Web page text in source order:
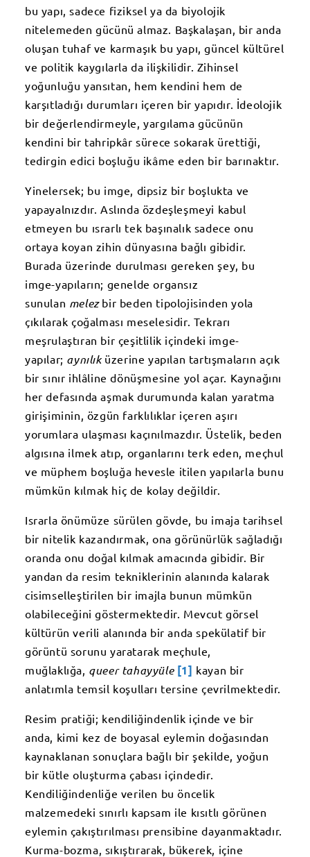
bu yapı, sadece fiziksel ya da biyolojik
nitelemeden gücünü almaz. Başkalaşan, bir anda
oluşan tuhaf ve karmaşık bu yapı, güncel kültürel
ve politik kaygılarla da ilişkilidir. Zihinsel
yoğunluğu yansıtan, hem kendini hem de
karşıtladığı durumları içeren bir yapıdır. İdeolojik
bir değerlendirmeyle, yargılama gücünün
kendini bir tahripkâr sürece sokarak ürettiği,
tedirgin edici boşluğu ikâme eden bir barınaktır.
Yinelersek; bu imge, dipsiz bir boşlukta ve
yapayalnızdır. Aslında özdeşleşmeyi kabul
etmeyen bu ısrarlı tek başınalık sadece onu
ortaya koyan zihin dünyasına bağlı gibidir.
Burada üzerinde durulması gereken şey, bu
imge-yapıların; genelde organsız
sunulan melezbir beden tipolojisinden yola
çıkılarak çoğalması meselesidir. Tekrarı
meşrulaştıran bir çeşitlilik içindeki imge-
yapılar; aynılıküzerine yapılan tartışmaların açık
bir sınır ihlâline dönüşmesine yol açar. Kaynağını
her defasında aşmak durumunda kalan yaratma
girişiminin, özgün farklılıklar içeren aşırı
yorumlara ulaşması kaçınılmazdır. Üstelik, beden
algısına ilmek atıp, organlarını terk eden, meçhul
ve müphem boşluğa hevesle itilen yapılarla bunu
mümkün kılmak hiç de kolay değildir.
Israrla önümüze sürülen gövde, bu imaja tarihsel
bir nitelik kazandırmak, ona görünürlük sağladığı
oranda onu doğal kılmak amacında gibidir. Bir
yandan da resim tekniklerinin alanında kalarak
cisimselleştirilen bir imajla bunun mümkün
olabileceğini göstermektedir. Mevcut görsel
kültürün verili alanında bir anda spekülatif bir
görüntü sorunu yaratarak meçhule,
muğlaklığa, queer tahayyüle [1] kayan bir
anlatımla temsil koşulları tersine çevrilmektedir.
Resim pratiği; kendiliğindenlik içinde ve bir
anda, kimi kez de boyasal eylemin doğasından
kaynaklanan sonuçlara bağlı bir şekilde, yoğun
bir kütle oluşturma çabası içindedir.
Kendiliğindenliğe verilen bu öncelik
malzemedeki sınırlı kapsam ile kısıtlı görünen
eylemin çakıştırılması prensibine dayanmaktadır.
Kurma-bozma, sıkıştırarak, bükerek, içine